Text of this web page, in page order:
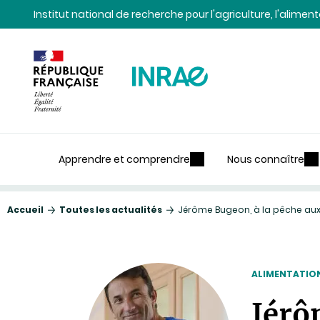
Contenu
Recherche
NavigationInstitut national de recherche pour l'agriculture,
Apprendre et comprendre Nous connaître
Accueil Toutes les actualités Jérôme Bugeon, à la pêche